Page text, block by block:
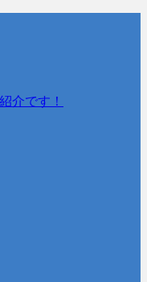
介です！